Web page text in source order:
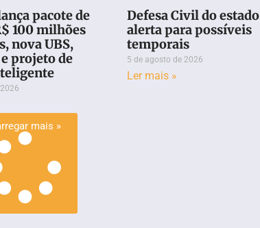
pacote de
100 milhões
nova UBS,
projeto de
Defesa Civil do estado
alerta para possíveis
temporais
5 de agosto de 2026
Ler mais »
mais »